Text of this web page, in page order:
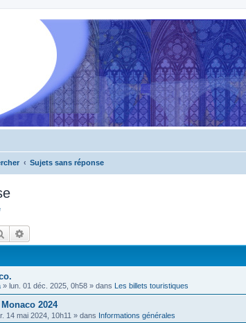
Sujets sans réponse
Rechercher
» lun. 01 déc. 2025, 0h58 » dans Les billets touristiques
2024
14 mai 2024, 10h11 » dans Informations générales